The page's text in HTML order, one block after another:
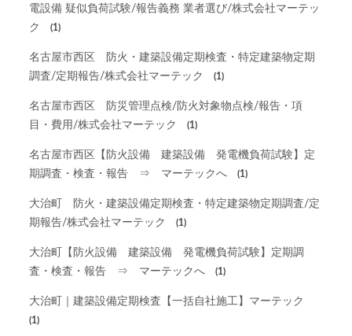
電設備 疑似負荷試験/報告義務 業者選び/株式会社マーテッ
ク
(1)
名古屋市西区 防火・建築設備定期検査・特定建築物定期
調査/定期報告/株式会社マーテック
(1)
名古屋市西区 防災管理点検/防火対象物点検/報告・項
目・費用/株式会社マーテック
(1)
名古屋市西区【防火設備 建築設備 発電機負荷試験】定
期調査・検査・報告 ⇒ マーテックへ
(1)
大治町 防火・建築設備定期検査・特定建築物定期調査/定
期報告/株式会社マーテック
(1)
大治町【防火設備 建築設備 発電機負荷試験】定期調
査・検査・報告 ⇒ マーテックへ
(1)
大治町｜建築設備定期検査【一括自社施工】マーテック
(1)